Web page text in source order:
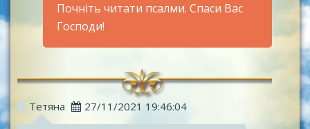
Почніть читати псалми. Спаси Вас
Господи!
Тетяна 27/11/2021 19:46:04